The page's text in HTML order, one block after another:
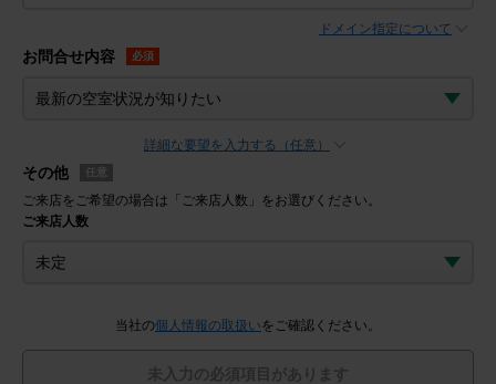
ドメイン指定について
お問合せ内容 必須
詳細な要望を入力する（任意）
その他 任意
ご来店をご希望の場合は「ご来店人数」をお選びください。
ご来店人数
当社の個人情報の取扱い をご確認ください。
未入力の必須項目があります